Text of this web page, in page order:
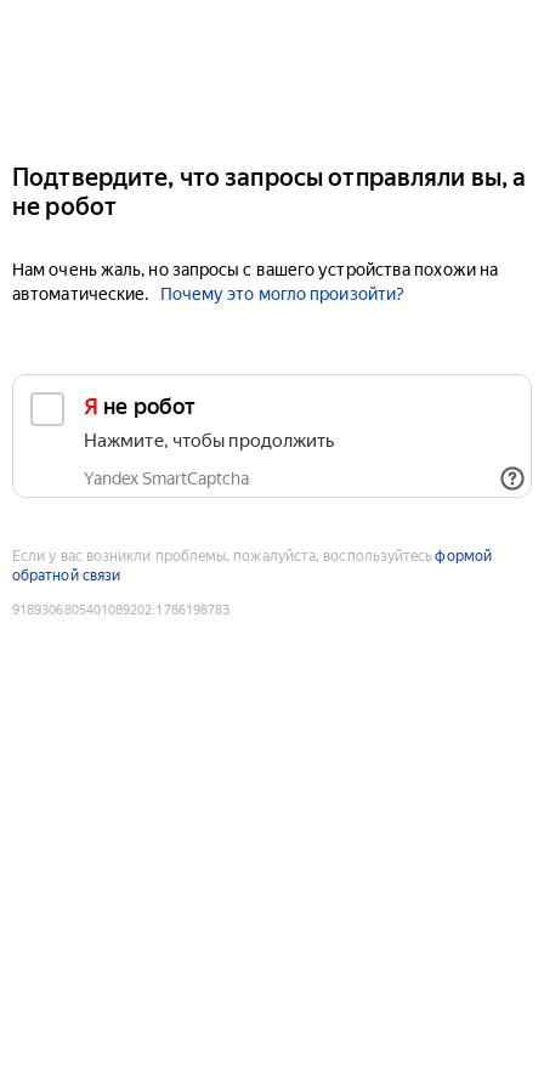
Подтвердите, что запросы отправляли вы, а
не робот
Нам очень жаль, но запросы с вашего устройства похожи на
автоматические.
Почему это могло произойти?
Я не робот
Нажмите, чтобы продолжить
Yandex SmartCaptcha
Если у вас возникли проблемы, пожалуйста, воспользуйтесьформой
обратной связи
9189306805401089202:1786198783